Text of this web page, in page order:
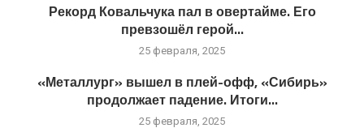
Рекорд Ковальчука пал в овертайме. Его
превзошёл герой...
25 февраля, 2025
«Металлург» вышел в плей-офф, «Сибирь»
продолжает падение. Итоги...
25 февраля, 2025